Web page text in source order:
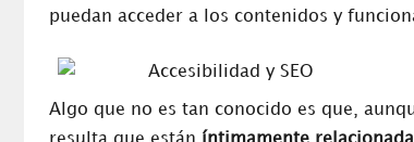
puedan acceder a los contenidos y
Algo que no es tan conocido es que,